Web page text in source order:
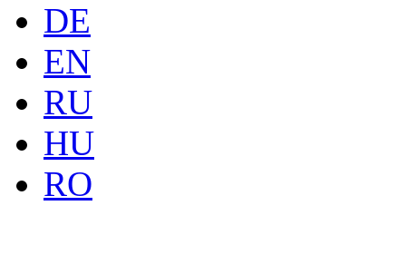
DE
EN
RU
HU
RO